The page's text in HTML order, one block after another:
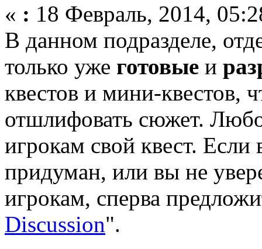
« : 18 Февраль, 2014,
В данном подразделе,
только уже готовые и
квестов и мини-квестов,
отшлифовать сюжет.
игрокам свой квест.
придуман, или вы не
игрокам, сперва
Discussion".